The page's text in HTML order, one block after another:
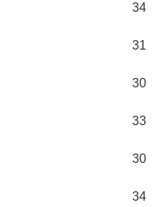
34
31
30
33
30
34